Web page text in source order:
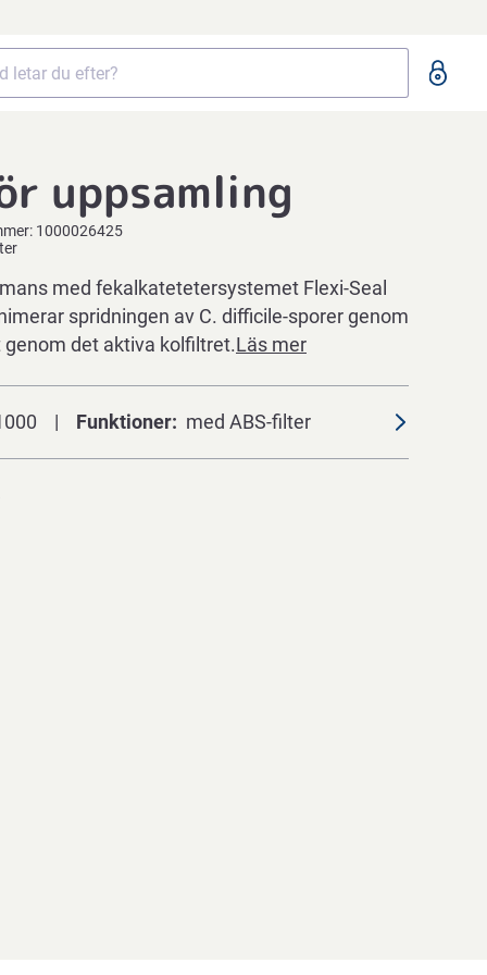
uppsamling
1000026425
med fekalkatetetersystemet Flexi-Seal
spridningen av C. difficile-sporer genom
det aktiva kolfiltret.Läs mer
Funktioner med ABS-filter